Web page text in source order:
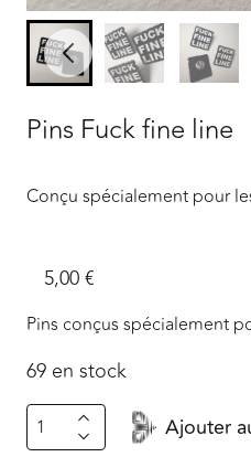
Pins Fuck fine line
Conçu spécialement pour
5,00€
Pins conçus spécialement
69 en stock
quantité
de
Ajouter